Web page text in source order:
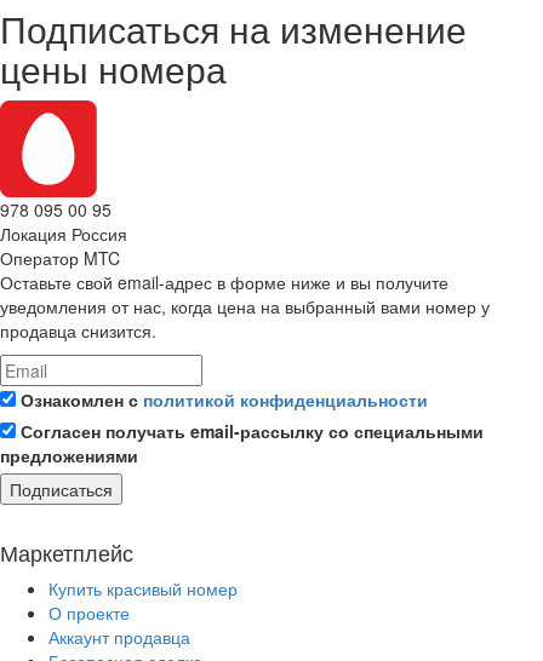
Подписаться на изменение
цены номера
978 095 00 95
Локация Россия
Оператор MTC
Оставьте свой email-адрес в форме ниже и вы получите
уведомления от нас, когда цена на выбранный вами номер у
продавца снизится.
Ознакомлен с политикой конфиденциальности
Согласен получать email-рассылку со специальными
предложениями
Подписаться
Маркетплейс
Купить красивый номер
О проекте
Аккаунт продавца